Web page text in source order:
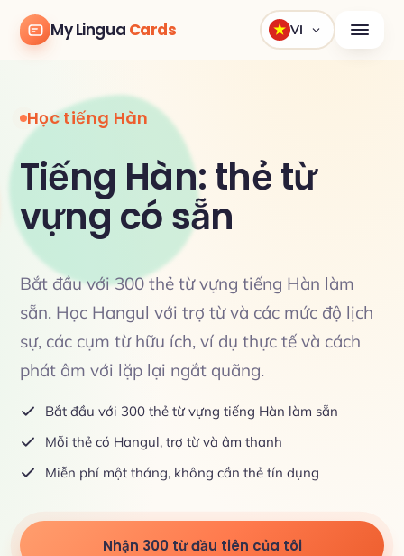
My Lingua Cards VI
Học tiếng Hàn
Tiếng Hàn: thẻ từ
vựng có sẵn
Bắt đầu với 300 thẻ từ vựng tiếng Hàn làm
sẵn. Học Hangul với trợ từ và các mức độ lịch
sự, các cụm từ hữu ích, ví dụ thực tế và cách
phát âm với lặp lại ngắt quãng.
Bắt đầu với 300 thẻ từ vựng tiếng Hàn làm sẵn
Mỗi thẻ có Hangul, trợ từ và âm thanh
Miễn phí một tháng, không cần thẻ tín dụng
Nhận 300 từ đầu tiên của tôi